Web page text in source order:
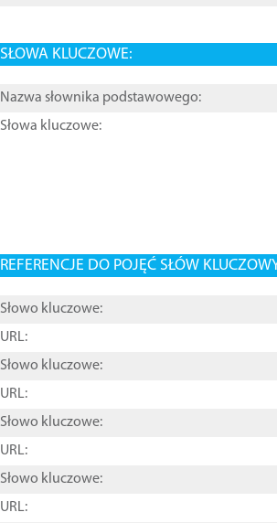
SŁOWA KLUCZOWE:
Nazwa słownika podstawowego:
Słowa kluczowe:
REFERENCJE DO POJĘĆ SŁÓW
Słowo kluczowe:
URL:
Słowo kluczowe:
URL:
Słowo kluczowe:
URL:
Słowo kluczowe:
URL: